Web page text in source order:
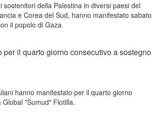
della Palestina in diversi paesi del
e Corea del Sud, hanno manifestato sabato
il popolo di Gaza.
il quarto giorno consecutivo a sostegno
hanno manifestato per il quarto giorno
"Sumud" Flotilla.